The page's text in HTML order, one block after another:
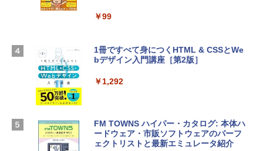
igence、13.6インチLiquid Retinaディ
ームカメラ、日本語キーボード、Touch I
D - シルバー
￥261,414
ン 15-fd 15.6インチ 16GBメモリ 512GB
SSD インテル Core 5
￥39,582
Robloxギフトカード - 2,000 Robux 【限
定バーチャルアイテムを含む】 【オンラ
ラインコード版
Windows版 | Minecraft (マインクラフ
ト): Java & Bedrock Edition | オンライ
￥99
1冊ですべて身につくHTML & CSSとWe
bデザイン入門講座［第2版］
￥1,292
FM TOWNS ハイパー・カタログ: 本体ハ
ードウェア・市販ソフトウェアのパーフ
ェクトリストと最新エミュレータ紹介